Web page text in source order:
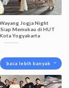
Jogja Night
Memukau di HUT
Yogyakarta
baca lebih banyak